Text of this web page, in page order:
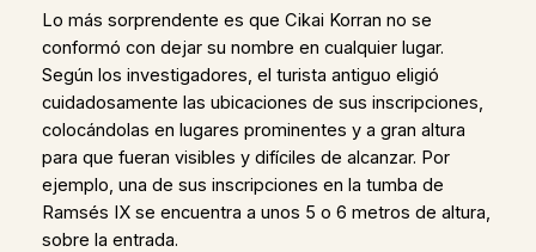
Lo más sorprendente es que Cikai Korran no se
conformó con dejar su nombre en cualquier lugar.
Según los investigadores, el turista antiguo eligió
cuidadosamente las ubicaciones de sus inscripciones,
colocándolas en lugares prominentes y a gran altura
para que fueran visibles y difíciles de alcanzar. Por
ejemplo, una de sus inscripciones en la tumba de
Ramsés IX se encuentra a unos 5 o 6 metros de altura,
sobre la entrada.